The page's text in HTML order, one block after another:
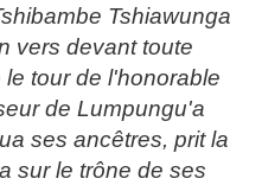
Tshiawunga
vers devant toute
tour de l'honorable
de Lumpungu'a
ses ancêtres, prit la
sur le trône de ses